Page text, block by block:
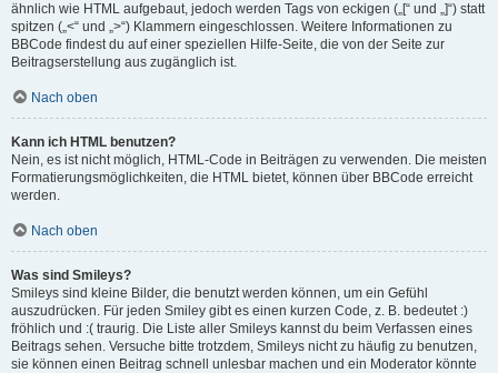
ähnlich wie HTML aufgebaut, jedoch werden Tags von eckigen („[“ und „]“) statt
spitzen („<“ und „>“) Klammern eingeschlossen. Weitere Informationen zu
BBCode findest du auf einer speziellen Hilfe-Seite, die von der Seite zur
Beitragserstellung aus zugänglich ist.
Nach oben
Kann ich HTML benutzen?
Nein, es ist nicht möglich, HTML-Code in Beiträgen zu verwenden. Die meisten
Formatierungsmöglichkeiten, die HTML bietet, können über BBCode erreicht
werden.
Nach oben
Was sind Smileys?
Smileys sind kleine Bilder, die benutzt werden können, um ein Gefühl
auszudrücken. Für jeden Smiley gibt es einen kurzen Code, z. B. bedeutet :)
fröhlich und :( traurig. Die Liste aller Smileys kannst du beim Verfassen eines
Beitrags sehen. Versuche bitte trotzdem, Smileys nicht zu häufig zu benutzen,
sie können einen Beitrag schnell unlesbar machen und ein Moderator könnte